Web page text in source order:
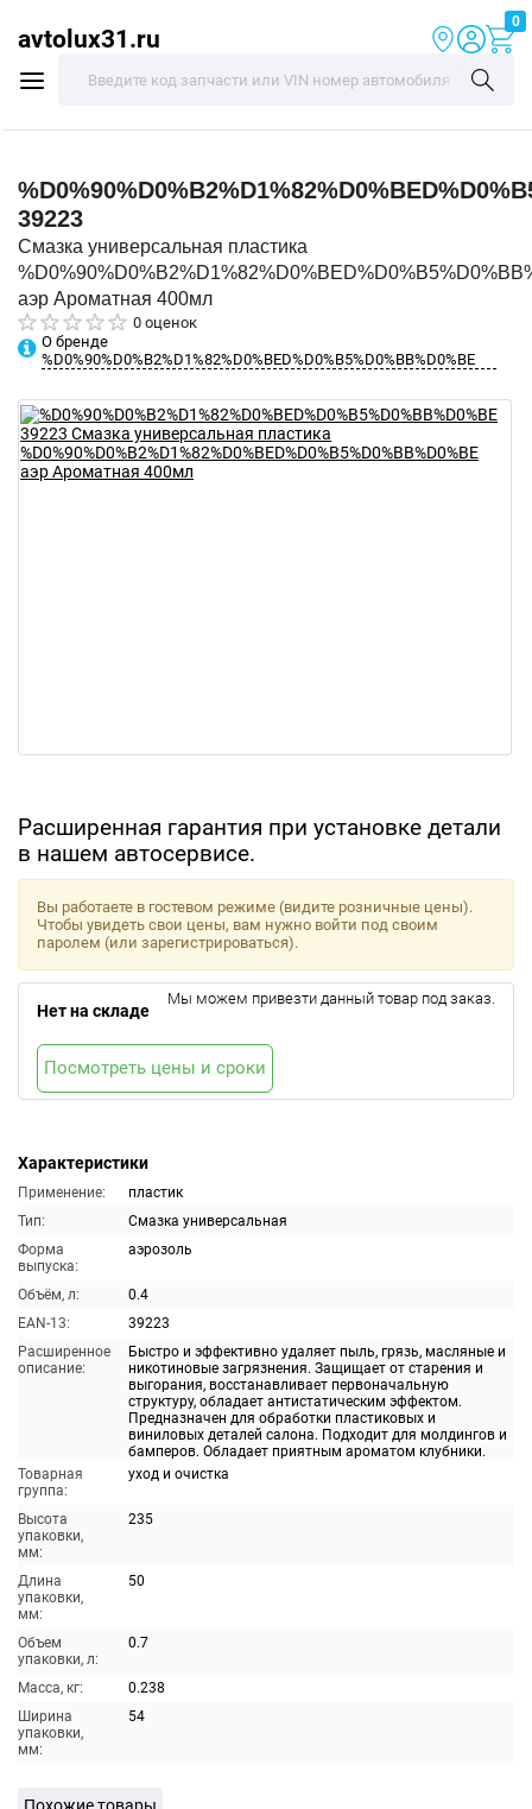
avtolux31.ru
0
39223
Смазка универсальная пластика
аэр Ароматная 400мл
0 оценок
О бренде
%D0%90%D0%B2%D1%82%D0%BED%D0%B5%D0%BB%D0%BE
Расширенная гарантия при установке детали
в нашем автосервисе.
Характеристики
Применение:
пластик
Тип:
Смазка универсальная
Форма
выпуска:
аэрозоль
Объём, л:
0.4
EAN-13:
39223
Расширенное
описание:
Быстро и эффективно удаляет пыль, грязь, масляные и
никотиновые загрязнения. Защищает от старения и
выгорания, восстанавливает первоначальную
структуру, обладает антистатическим эффектом.
Предназначен для обработки пластиковых и
виниловых деталей салона. Подходит для молдингов и
бамперов. Обладает приятным ароматом клубники.
Товарная
группа:
уход и очистка
Высота
упаковки,
мм:
235
Длина
упаковки,
мм:
50
Объем
упаковки, л:
0.7
Масса, кг:
0.238
Ширина
упаковки,
мм:
54
Вы работаете в гостевом режиме (видите розничные цены).
Чтобы увидеть свои цены, вам нужно войти под своим
паролем (или зарегистрироваться).
Нет на складе
Мы можем привезти данный товар под заказ.
Посмотреть цены и сроки